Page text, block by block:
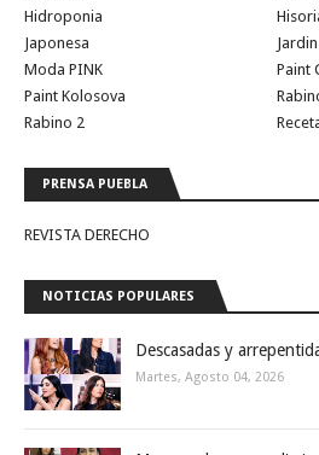
Hidroponia
Japonesa
Jardin
Moda PINK
Paint
Paint Kolosova
Rabino 2
PRENSA PUEBLA
REVISTA DERECHO
NOTICIAS POPULARES
Descasadas y
Martes, Agosto 04, 2026